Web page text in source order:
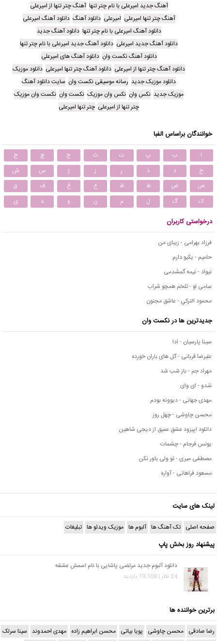
آهنگ جدید امیرعلی با نام چتر تنها آهنگ چتر تنها از امیرعلی
آهنگ چتر تنها امیرعلی امیرعلی دانلود آهنگ دانلود آهنگ امیرعلی
دانلود آهنگ امیرعلی با نام چتر تنها دانلود آهنگ جدید
دانلود آهنگ جدید امیرعلی دانلود آهنگ جدید امیرعلی با نام چتر تنها
دانلود آهنگ نکست وان دانلود آهنگ های امیرعلی
دانلود آهنگ چتر تنها از امیرعلی دانلود آهنگ چتر تنها امیرعلی دانلود موزیک
دانلود موزیک جدید رسانه موسیقی نکست وان سایت دانلود آهنگ
موزیک جدید نکس وان نکس وان موزیک نکست وان نکست وان موزیک
چتر تنها از امیرعلی چتر تنها امیرعلی
خوانندگان براساس الفبا
ا ب پ ت ث ج چ
ح
خ
د ذ ر ز ژ س
ش
ص
ض ط ظ ع غ ف
ق
ک
گ ل م ن و ه ی
درخواستی کاربران
فرزاد بهرامی - زیبای من
حامیم - یکیو دارم
نیواد - نیمه گمشدمی
سامی لو - تلخم همچو شراب
محمود التركي - عاشق مجنون
جدیدترین ها در نکست وان
سینا پارسیان - ادا
علیرضا قربانی - گل های باران خورده
مهراد جم - باز شب شد
شدو - ای وای
مهدی جهانی - دیوونه بودم
محسن چاوشی - چهل روز
دانلود اپیزود عشق عمیق از دیجی شاهین
یونس فرجام - چشمات
مصطفی میری - تو ولی باور نکن
مسعود فراهانی - آواره
لینک های سایت
صفحه اصلی تک آهنگ ها آلبوم ها موزیک ویدئو ها تبلیغات
پیشنهاد روز بخش پاپ
دانلود آلبوم جدید مرتضی پاشایی با نام اسمش عشقه
24 نظر | 19,108 بازدید
برترین خواننده ها
رضا صادقی محسن چاوشی پویا بیاتی محسن ابراهیم زاده مهدی احمدوند سینا سرلک